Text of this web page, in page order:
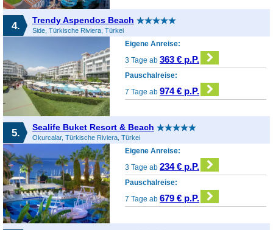
4. Trendy Aspendos Beach
Side, Türkische Riviera, Türkei
Eigene Anreise:
3 Tage ab363 € p.P.
Pauschalreise:
7 Tage ab974 € p.P.
5. Sealife Buket Resort & Beach
Okurcalar, Türkische Riviera, Türkei
Eigene Anreise:
3 Tage ab234 € p.P.
Pauschalreise:
7 Tage ab679 € p.P.